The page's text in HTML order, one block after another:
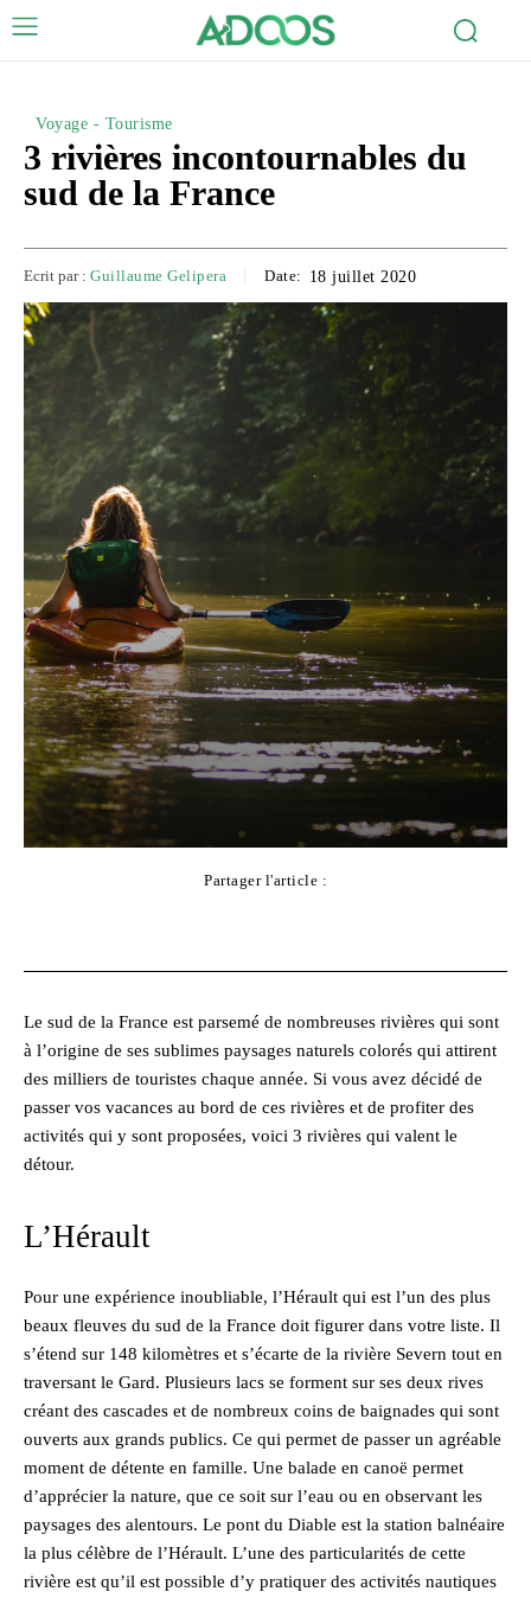
Voyage - Tourisme
3 rivières incontournables du
sud de la France
Ecrit par : Guillaume Gelipera Date: 18 juillet 2020
Partager l'article :
Le sud de la France est parsemé de nombreuses rivières qui sont
à l’origine de ses sublimes paysages naturels colorés qui attirent
des milliers de touristes chaque année. Si vous avez décidé de
passer vos vacances au bord de ces rivières et de profiter des
activités qui y sont proposées, voici 3 rivières qui valent le
détour.
L’Hérault
Pour une expérience inoubliable, l’Hérault qui est l’un des plus
beaux fleuves du sud de la France doit figurer dans votre liste. Il
s’étend sur 148 kilomètres et s’écarte de la rivière Severn tout en
traversant le Gard. Plusieurs lacs se forment sur ses deux rives
créant des cascades et de nombreux coins de baignades qui sont
ouverts aux grands publics. Ce qui permet de passer un agréable
moment de détente en famille. Une balade en canoë permet
d’apprécier la nature, que ce soit sur l’eau ou en observant les
paysages des alentours. Le pont du Diable est la station balnéaire
la plus célèbre de l’Hérault. L’une des particularités de cette
rivière est qu’il est possible d’y pratiquer des activités nautiques